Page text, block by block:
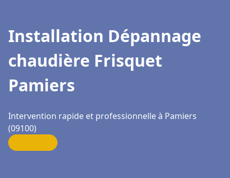
Installation Dépannage
chaudière Frisquet
Pamiers
Intervention rapide et professionnelle à Pamiers
(09100)